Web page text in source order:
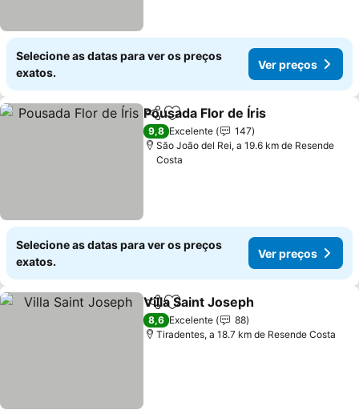
Selecione as datas para ver os preços
exatos.
Ver preços
PartilharAdicionar aos favoritos
Pousada Flor de Íris
9,8 Excelente
147
São João del Rei, a 19.6 km de Resende
Costa
Selecione as datas para ver os preços
exatos.
Ver preços
PartilharAdicionar aos favoritos
Villa Saint Joseph
8,6 Excelente
88
Tiradentes, a 18.7 km de Resende Costa